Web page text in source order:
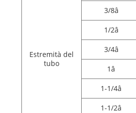
Estremità del
tubo
3/8â
1/2â
3/4â
1â
1-1/4â
1-1/2â